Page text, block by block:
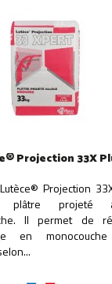
Projection 33X
Projection
projeté
Il permet de
en